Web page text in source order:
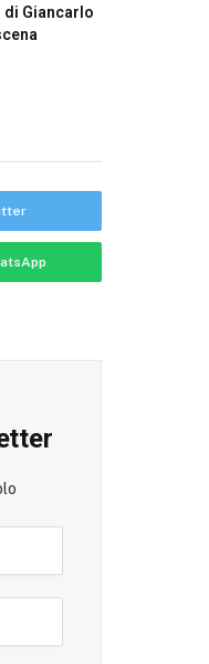
di Giancarlo